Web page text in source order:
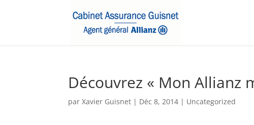
Découvrez « Mon Allianz
parXavier Guisnet | Déc 8, 2014 | Uncategorized